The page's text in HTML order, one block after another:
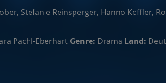
Stefanie Reinsperger, Hanno Koffler,
Pachl-Eberhart Genre: Drama Land: